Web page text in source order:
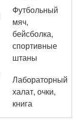
Футбольный
мяч,
бейсболка,
спортивные
штаны
Лабораторный
халат, очки,
книга